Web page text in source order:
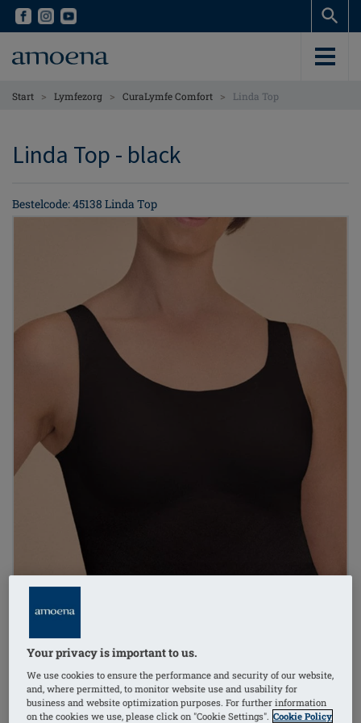
Skip
content
Skip
content
Start > Lymfezorg > CuraLymfe Comfort > Linda Top
Linda Top - black
Bestelcode: 45138 Linda Top
Your privacy is important to us.
We use cookies to ensure the performance and security of our website,
and, where permitted, to monitor website use and usability for
business and website optimization purposes. For further information
on the cookies we use, please click on "Cookie Settings". Cookie Policy